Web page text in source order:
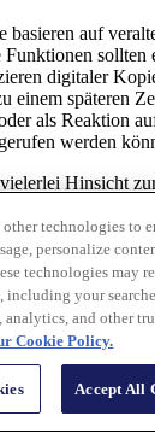
basieren auf
Funktionen sollten
digitaler
einem späteren
als Reaktion
werden
Hinsicht
häufig gewartet
und höhere
in erster Linie
– Innovationen
nur
technologies to
personalize
technologies may
your
and other
Cookie Policy.
Accept All